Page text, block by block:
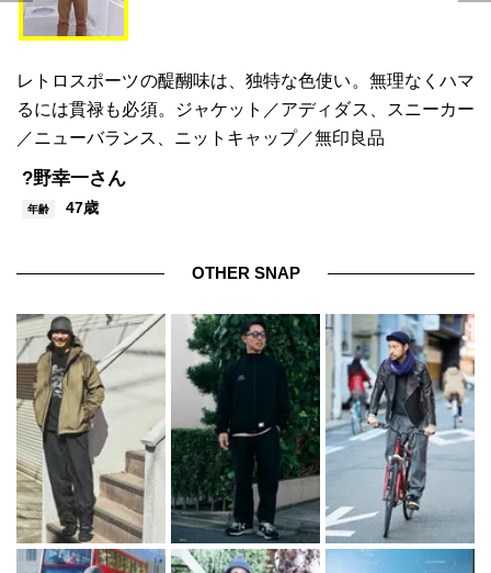
レトロスポーツの醍醐味は、独特な色使い。無理なくハマ
るには貫禄も必須。ジャケット／アディダス、スニーカー
／ニューバランス、ニットキャップ／無印良品
?野幸一さん
年齢 47歳
OTHER SNAP